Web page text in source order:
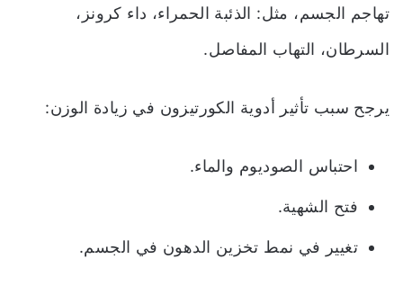
تهاجم الجسم، مثل: الذئبة الحمراء، داء كرونز،
السرطان، التهاب المفاصل.
يرجح سبب تأثير أدوية الكورتيزون في زيادة الوزن:
احتباس الصوديوم والماء.
فتح الشهية.
تغيير في نمط تخزين الدهون في الجسم.